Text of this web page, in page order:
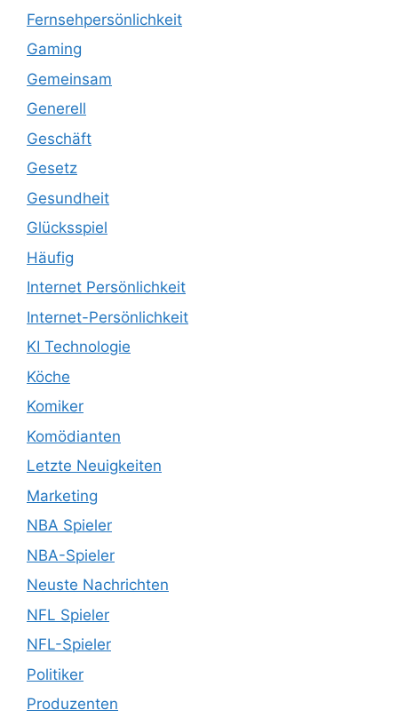
Fernsehpersönlichkeit
Gaming
Gemeinsam
Generell
Geschäft
Gesetz
Gesundheit
Glücksspiel
Häufig
Internet Persönlichkeit
Internet-Persönlichkeit
KI Technologie
Köche
Komiker
Komödianten
Letzte Neuigkeiten
Marketing
NBA Spieler
NBA-Spieler
Neuste Nachrichten
NFL Spieler
NFL-Spieler
Politiker
Produzenten